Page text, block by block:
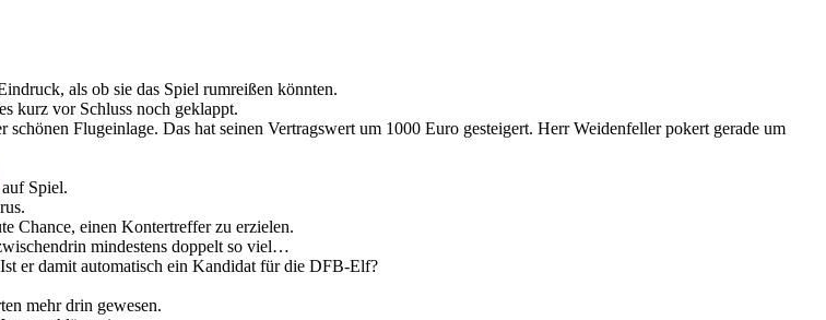
als ob sie das Spiel rumreißen könnten.
kurz vor Schluss noch geklappt.
Flugeinlage. Das hat seinen Vertragswert um 1000 Euro gesteigert. Herr Weidenfeller pokert gerade um
Spiel.
Chance, einen Kontertreffer zu erzielen.
mindestens doppelt so viel…
er damit automatisch ein Kandidat für die DFB-Elf?
mehr drin gewesen.